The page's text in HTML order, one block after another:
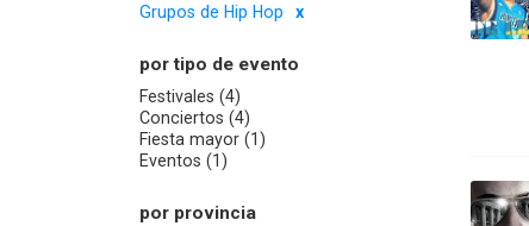
Grupos de Hip Hop
por tipo de evento
Festivales (4)
Conciertos (4)
Fiesta mayor (1)
Eventos (1)
por provincia